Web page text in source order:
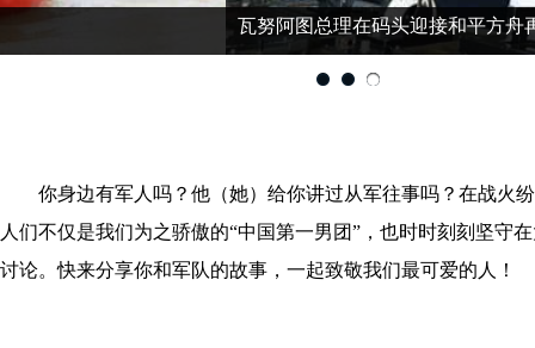
瓦努阿图总理在码头迎接和平方舟再次到访
你身边有军人吗？他（她）给你讲过从军往事吗？在战火
人们不仅是我们为之骄傲的“中国第一男团”，也时时刻刻坚守
讨论。快来分享你和军队的故事，一起致敬我们最可爱的人！